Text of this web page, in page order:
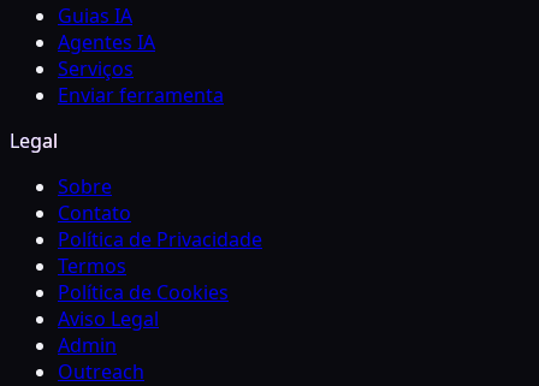
Guias IA
Agentes IA
Serviços
Enviar ferramenta
Legal
Sobre
Contato
Política de Privacidade
Termos
Política de Cookies
Aviso Legal
Admin
Outreach